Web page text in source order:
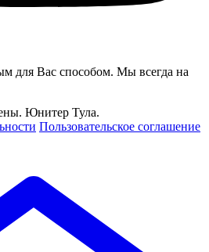
для Вас способом. Мы всегда на
Юнитер Тула.
Пользовательское соглашение